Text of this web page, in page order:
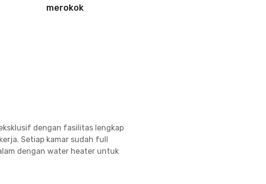
merokok
dengan fasilitas lengkap
Setiap kamar sudah full
dengan water heater untuk